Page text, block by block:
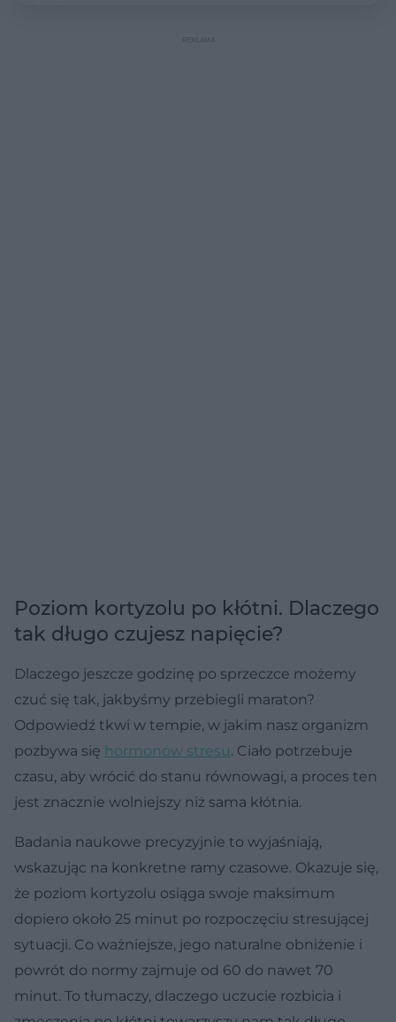
Poziom kortyzolu po kłótni. Dlaczego
tak długo czujesz napięcie?
Dlaczego jeszcze godzinę po sprzeczce możemy
czuć się tak, jakbyśmy przebiegli maraton?
Odpowiedź tkwi w tempie, w jakim nasz organizm
pozbywa się hormonów stresu. Ciało potrzebuje
czasu, aby wrócić do stanu równowagi, a proces ten
jest znacznie wolniejszy niż sama kłótnia.
Badania naukowe precyzyjnie to wyjaśniają,
wskazując na konkretne ramy czasowe. Okazuje się,
że poziom kortyzolu osiąga swoje maksimum
dopiero około 25 minut po rozpoczęciu stresującej
sytuacji. Co ważniejsze, jego naturalne obniżenie i
powrót do normy zajmuje od 60 do nawet 70
minut. To tłumaczy, dlaczego uczucie rozbicia i